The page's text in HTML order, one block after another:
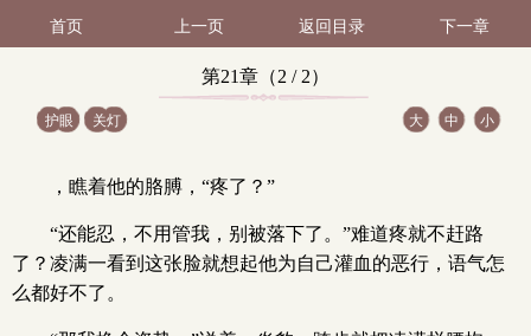
首页 上一页 返回目录 下一章
第21章（2 / 2）
护眼 关灯 大 中 小
，瞧着他的胳膊，“疼了？”
“还能忍，不用管我，别被落下了。”难道疼就不赶路
了？凌满一看到这张脸就想起他为自己灌血的恶行，语气怎
么都好不了。